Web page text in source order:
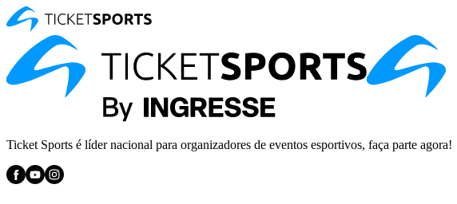
Ticket Sports é líder nacional para organizadores de eventos esportivos, faça parte agora!